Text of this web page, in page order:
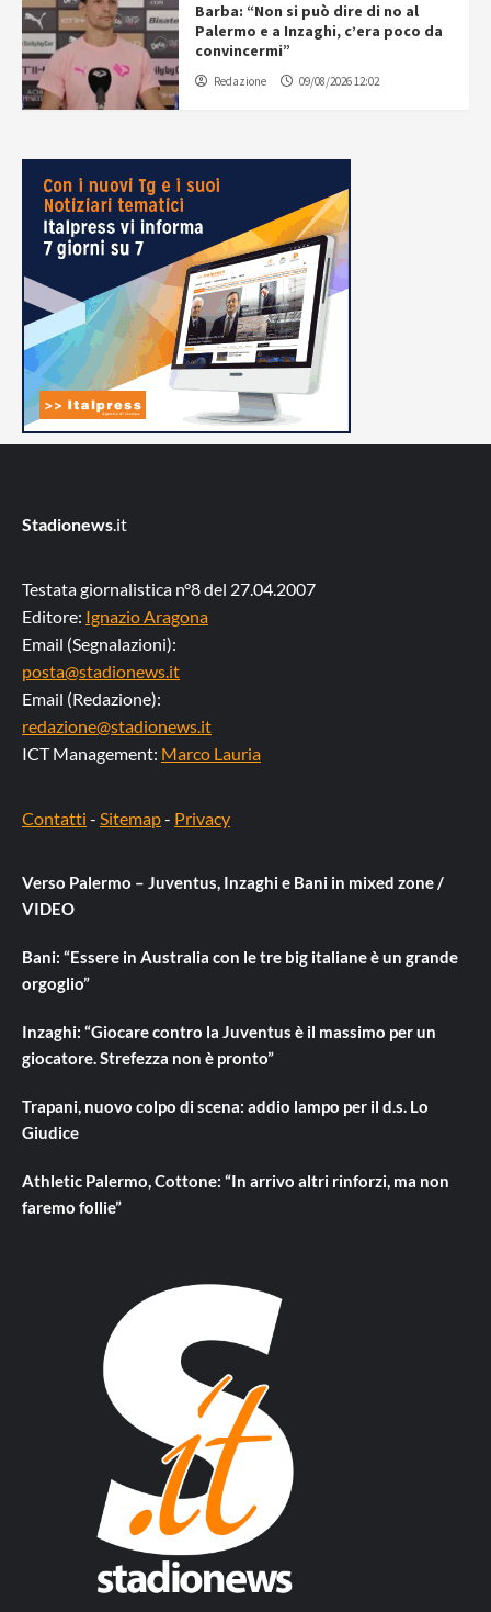
Barba: “Non si può dire di no al
Palermo e a Inzaghi, c’era poco da
convincermi”
Redazione 09/08/2026 12:02
Stadionews.it
Testata giornalistica n°8 del 27.04.2007
Editore: Ignazio Aragona
Email (Segnalazioni):
posta@stadionews.it
Email (Redazione):
redazione@stadionews.it
ICT Management: Marco Lauria
Contatti - Sitemap- Privacy
Verso Palermo – Juventus, Inzaghi e Bani in mixed zone /
VIDEO
Bani: “Essere in Australia con le tre big italiane è un grande
orgoglio”
Inzaghi: “Giocare contro la Juventus è il massimo per un
giocatore. Strefezza non è pronto”
Trapani, nuovo colpo di scena: addio lampo per il d.s. Lo
Giudice
Athletic Palermo, Cottone: “In arrivo altri rinforzi, ma non
faremo follie”